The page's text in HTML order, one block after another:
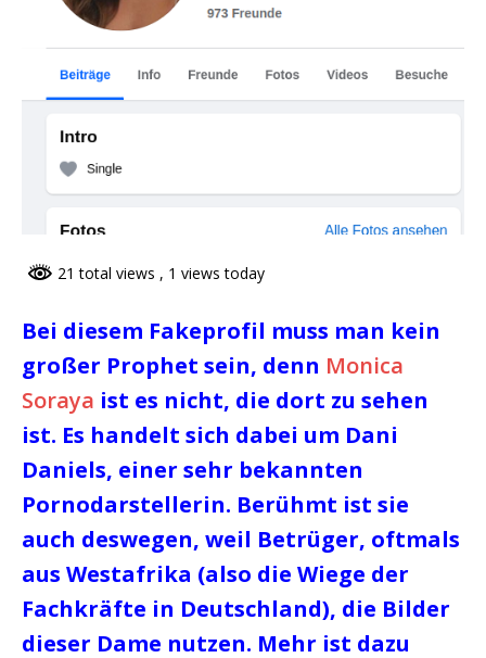
21 total views , 1 views today
Bei diesem Fakeprofil muss man kein
großer Prophet sein, denn Monica
Soraya ist es nicht, die dort zu sehen
ist. Es handelt sich dabei um Dani
Daniels, einer sehr bekannten
Pornodarstellerin. Berühmt ist sie
auch deswegen, weil Betrüger, oftmals
aus Westafrika (also die Wiege der
Fachkräfte in Deutschland), die Bilder
dieser Dame nutzen. Mehr ist dazu